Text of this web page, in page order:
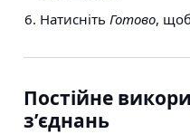
Натисніть Готово,
Постійне
з’єднань